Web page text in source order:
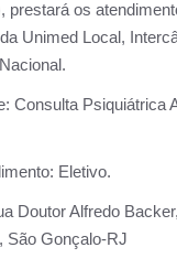
prestará os
Unimed Local,
Consulta Psiquiátrica
Eletivo.
Doutor Alfredo
São Gonçalo-RJ